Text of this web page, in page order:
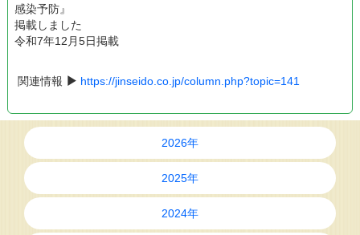
感染予防』
掲載しました
令和7年12月5日掲載
関連情報 https://jinseido.co.jp/column.php?topic=141
2026年
2025年
2024年